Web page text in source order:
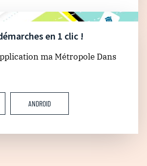
en 1 clic !
ma Métropole Dans
ANDROID